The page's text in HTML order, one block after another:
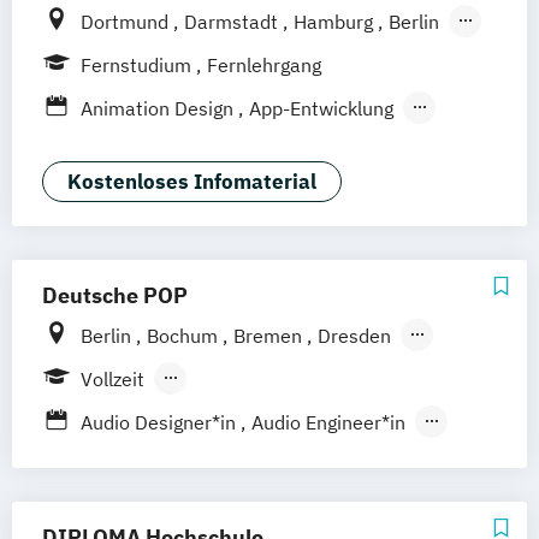
Dortmund Darmstadt Hamburg
Berlin
Hannover
Bonn Nürnberg
Wien Zürich Rostock
Fernstudium
Fernlehrgang
Animation Design
App-Entwicklung
Game Development Industriedesign
Kommunikationsdesign
Kostenloses Infomaterial
Deutsche POP
Berlin Bochum Bremen
Dresden
Frankfurt am Main
Stuttgart
Vollzeit
Berufsbegleitendes Präsenzstudium
Audio Designer*in
Audio Engineer*in